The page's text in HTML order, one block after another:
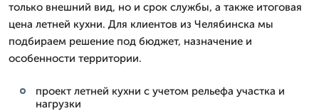
только внешний вид, но и срок службы, а также итоговая
цена летней кухни. Для клиентов из Челябинска мы
подбираем решение под бюджет, назначение и
особенности территории.
проект летней кухни с учетом рельефа участка и
нагрузки